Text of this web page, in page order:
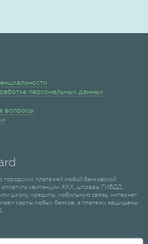
персональных данных
вопросы
городских платежей любой банковской
оплатить квитанции ЖКХ, штрафы ГИБДД,
школу, кредиты, мобильную связь, интернет
карты любых банков, а платежи защищены